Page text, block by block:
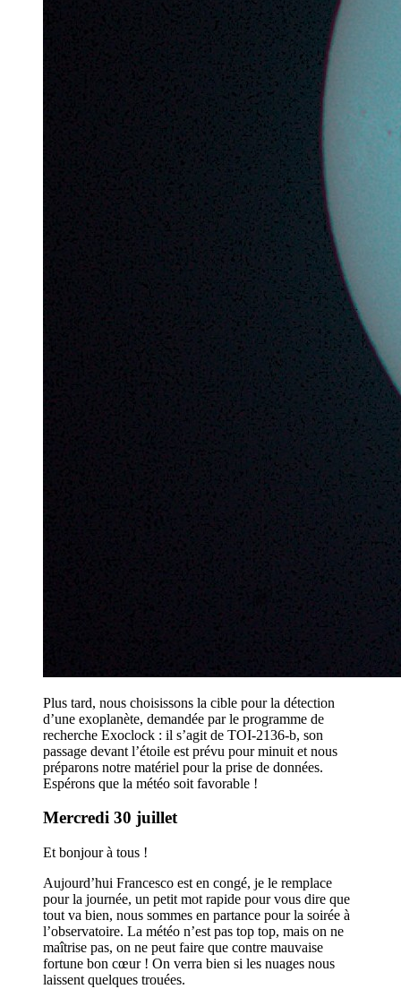
Plus tard, nous choisissons la cible pour la détection
d’une exoplanète, demandée par le programme de
recherche Exoclock : il s’agit de TOI-2136-b, son
passage devant l’étoile est prévu pour minuit et nous
préparons notre matériel pour la prise de données.
Espérons que la météo soit favorable !
Mercredi 30 juillet
Et bonjour à tous !
Aujourd’hui Francesco est en congé, je le remplace
pour la journée, un petit mot rapide pour vous dire que
tout va bien, nous sommes en partance pour la soirée à
l’observatoire. La météo n’est pas top top, mais on ne
maîtrise pas, on ne peut faire que contre mauvaise
fortune bon cœur ! On verra bien si les nuages nous
laissent quelques trouées.